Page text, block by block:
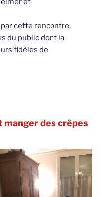
et
cette rencontre,
du public dont la
fidèles de
manger des crêpes